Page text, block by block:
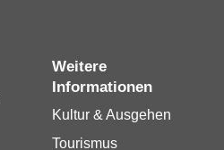
Weitere
Informationen
Kultur & Ausgehen
Tourismus